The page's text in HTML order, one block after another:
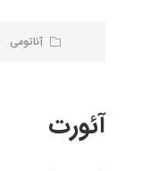
آناتومی
آئورت